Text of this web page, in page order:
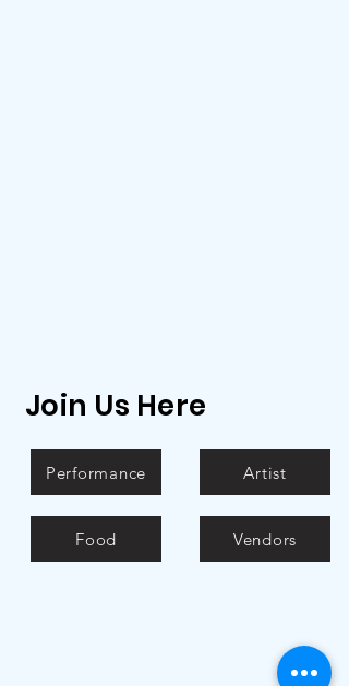
Join Us Here
Performance
Food
Artist
Vendors